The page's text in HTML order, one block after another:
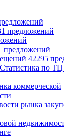
предложений
предложений
42295
Статистика по
коммерческой
рынка